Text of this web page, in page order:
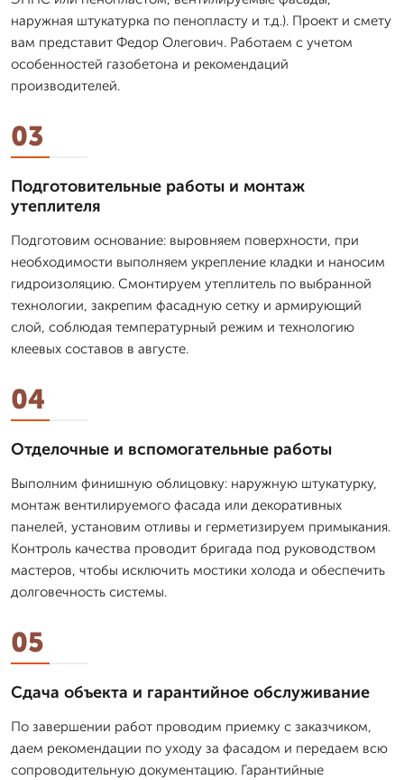
наружная штукатурка по пенопласту и т.д.). Проект и смету
вам представит Федор Олегович. Работаем с учетом
особенностей газобетона и рекомендаций
производителей.
03
Подготовительные работы и монтаж
утеплителя
Подготовим основание: выровняем поверхности, при
необходимости выполняем укрепление кладки и наносим
гидроизоляцию. Смонтируем утеплитель по выбранной
технологии, закрепим фасадную сетку и армирующий
слой, соблюдая температурный режим и технологию
клеевых составов в августе.
04
Отделочные и вспомогательные работы
Выполним финишную облицовку: наружную штукатурку,
монтаж вентилируемого фасада или декоративных
панелей, установим отливы и герметизируем примыкания.
Контроль качества проводит бригада под руководством
мастеров, чтобы исключить мостики холода и обеспечить
долговечность системы.
05
Сдача объекта и гарантийное обслуживание
По завершении работ проводим приемку с заказчиком,
даем рекомендации по уходу за фасадом и передаем всю
сопроводительную документацию. Гарантийные